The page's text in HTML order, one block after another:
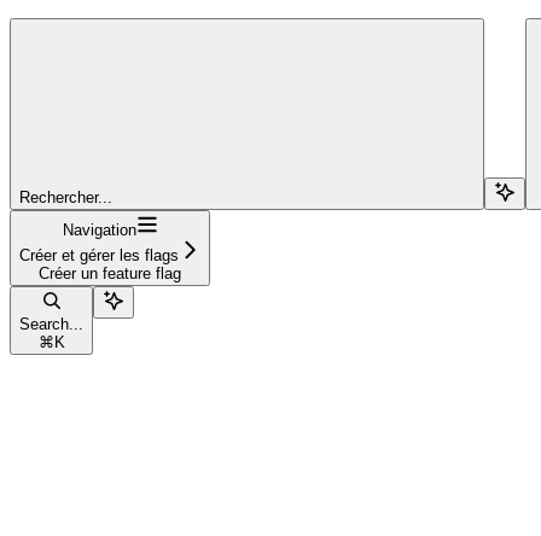
Rechercher...
Navigation
Créer et gérer les flags
Créer un feature flag
Search...
⌘ K